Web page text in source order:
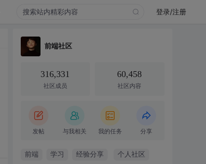
登录/注册
前端社区
316,331
社区成员
60,458
社区内容
发帖 与我相关 我的任务 分享
前端 学习 经验分享 个人社区